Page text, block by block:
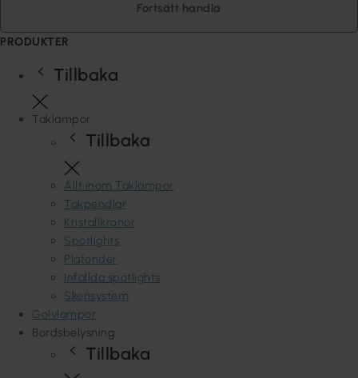
Fortsätt handla
PRODUKTER
Tillbaka
Taklampor
Tillbaka
Allt inom Taklampor
Takpendlar
Kristallkronor
Spotlights
Plafonder
Infällda spotlights
Skensystem
Golvlampor
Bordsbelysning
Tillbaka